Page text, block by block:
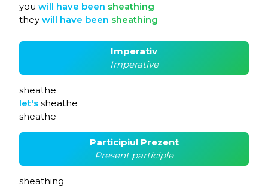
you will have been sheathing
they will have been sheathing
Imperativ
Imperative
sheathe
let's sheathe
sheathe
Participiul Prezent
Present participle
sheathing